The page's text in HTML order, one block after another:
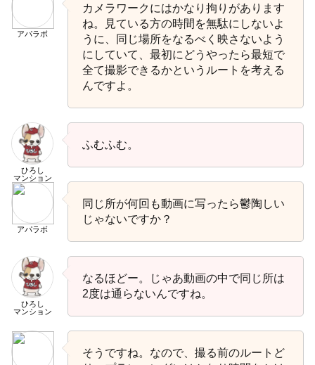
アパラボ
カメラワークにはかなり拘りがあります
ね。見ている方の時間を無駄にしないよ
うに、同じ場所をなるべく映さないよう
にしていて、最初にどうやったら最短で
全て撮影できるかというルートを考える
んですよ。
ひろし
マンション
ふむふむ。
アパラボ
同じ所が何回も動画に写ったら鬱陶しい
じゃないですか？
ひろし
マンション
なるほどー。じゃあ動画の中で同じ所は
2度は通らないんですね。
そうですね。なので、撮る前のルートど